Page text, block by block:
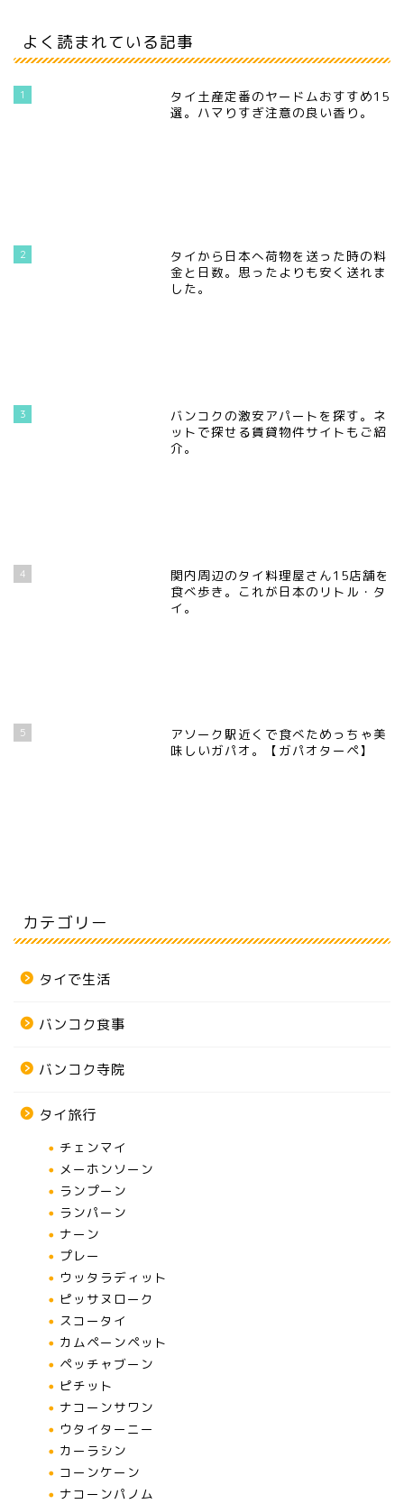
よく読まれている記事
1
タイ土産定番のヤードムおすすめ15
選。ハマりすぎ注意の良い香り。
2
タイから日本へ荷物を送った時の料
金と日数。思ったよりも安く送れま
した。
3
バンコクの激安アパートを探す。ネ
ットで探せる賃貸物件サイトもご紹
介。
4
関内周辺のタイ料理屋さん15店舗を
食べ歩き。これが日本のリトル・タ
イ。
5
アソーク駅近くで食べためっちゃ美
味しいガパオ。【ガパオターペ】
カテゴリー
タイで生活
バンコク食事
バンコク寺院
タイ旅行
チェンマイ
メーホンソーン
ランプーン
ランパーン
ナーン
プレー
ウッタラディット
ピッサヌローク
スコータイ
カムペーンペット
ペッチャブーン
ピチット
ナコーンサワン
ウタイターニー
カーラシン
コーンケーン
ナコーンパノム